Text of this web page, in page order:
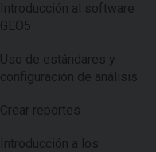
Introducción al software
GEO5
Uso de estándares y
configuración de análisis
Crear reportes
Introducción a los